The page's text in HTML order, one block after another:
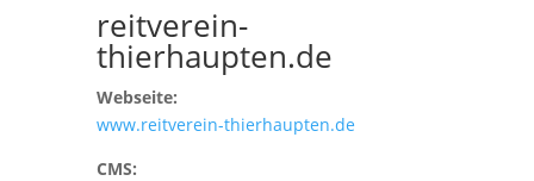
reitverein-
thierhaupten.de
Webseite:
www.reitverein-thierhaupten.de
CMS: